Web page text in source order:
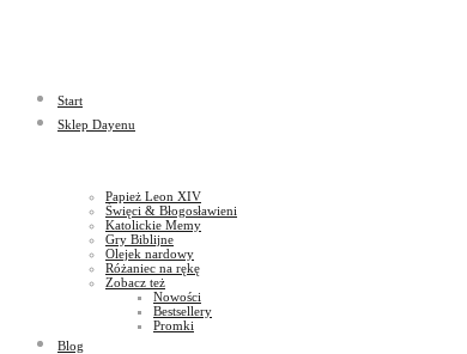
God
Start
Sklep Dayenu
Papież Leon XIV
Święci & Błogosławieni
Katolickie Memy
Gry Biblijne
Olejek nardowy
Różaniec na rękę
Zobacz też
Nowości
Bestsellery
Promki
Blog